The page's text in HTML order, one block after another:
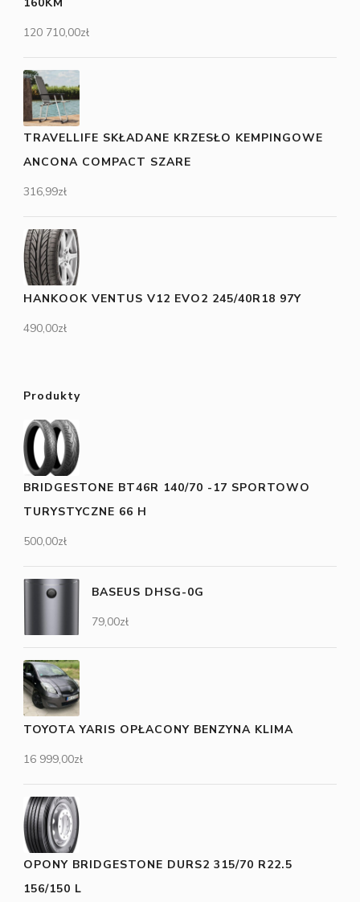
120 710,00zł
TRAVELLIFE SKŁADANE KRZESŁO KEMPINGOWE
ANCONA COMPACT SZARE
316,99zł
HANKOOK VENTUS V12 EVO2 245/40R18 97Y
490,00zł
Produkty
BRIDGESTONE BT46R 140/70 -17 SPORTOWO
TURYSTYCZNE 66 H
500,00zł
BASEUS DHSG-0G
79,00zł
TOYOTA YARIS OPŁACONY BENZYNA KLIMA
16 999,00zł
OPONY BRIDGESTONE DURS2 315/70 R22.5
156/150 L